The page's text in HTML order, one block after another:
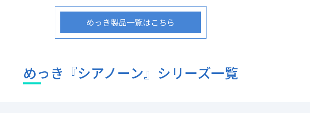
めっき製品一覧はこちら
めっき『シアノーン』シリーズ一覧